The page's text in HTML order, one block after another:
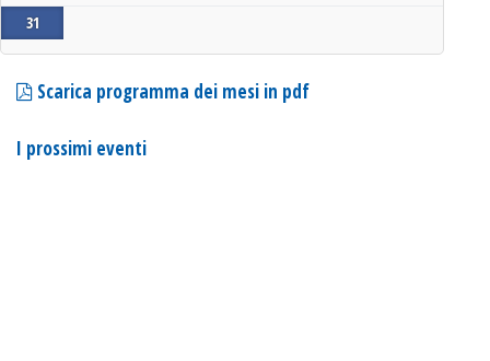
31
Scarica programma dei mesi in pdf
I prossimi eventi